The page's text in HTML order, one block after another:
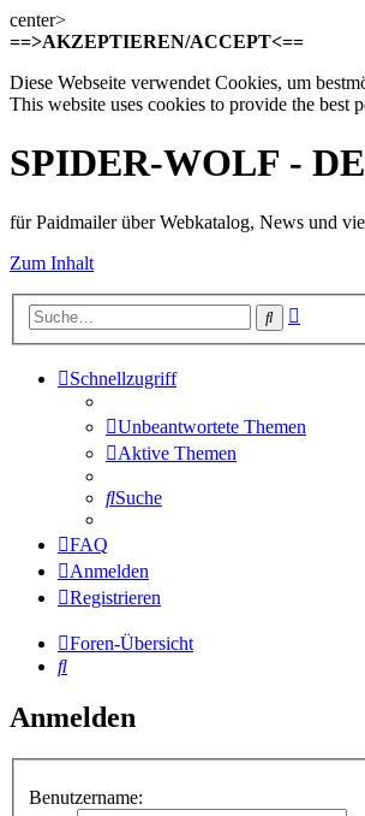
center>
==>AKZEPTIEREN/ACCEPT<==
Diese Webseite verwendet Cookies, um
This website uses cookies to provide the best
SPIDER-WOLF -
für Paidmailer über Webkatalog, News und
Zum Inhalt
Suche
Schnellzugriff
Unbeantwortete Themen
Aktive Themen
Suche
FAQ
Anmelden
Registrieren
Foren-Übersicht
Suche
Anmelden
Benutzername: